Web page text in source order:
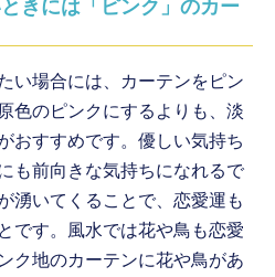
きには「ピンク」のカー
い場合には、カーテンをピン
色のピンクにするよりも、淡
おすすめです。優しい気持ち
も前向きな気持ちになれるで
湧いてくることで、恋愛運も
です。風水では花や鳥も恋愛
ク地のカーテンに花や鳥があ